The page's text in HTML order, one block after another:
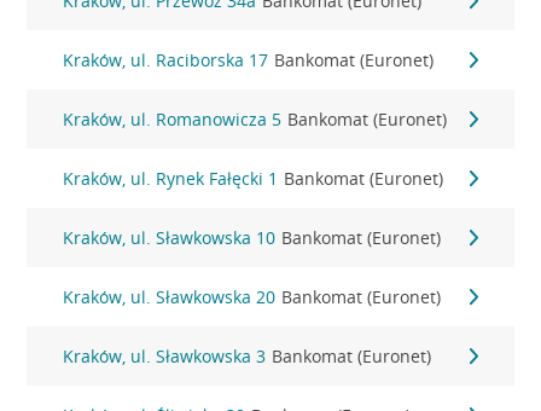
Kraków, ul. Raciborska 17 Bankomat (Euronet)
Kraków, ul. Romanowicza 5 Bankomat (Euronet)
Kraków, ul. Rynek Fałęcki 1 Bankomat (Euronet)
Kraków, ul. Sławkowska 10 Bankomat (Euronet)
Kraków, ul. Sławkowska 20 Bankomat (Euronet)
Kraków, ul. Sławkowska 3 Bankomat (Euronet)